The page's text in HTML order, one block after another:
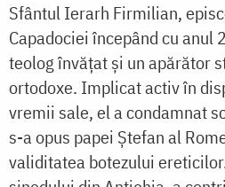
Sfântul Ierarh Firmilian,
Capadociei începând cu anul
teolog învățat și un apărător
ortodoxe. Implicat activ în
vremii sale, el a condamnat
s-a opus papei Ștefan al
validitatea botezului